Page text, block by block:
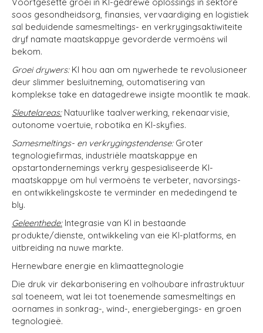
Voortgesette groei in KI-gedrewe oplossings in sektore
soos gesondheidsorg, finansies, vervaardiging en logistiek
sal beduidende samesmeltings- en verkrygingsaktiwiteite
dryf namate maatskappye gevorderde vermoëns wil
bekom.
Groei drywers: KI hou aan om nywerhede te revolusioneer
deur slimmer besluitneming, outomatisering van
komplekse take en datagedrewe insigte moontlik te maak.
Sleutelareas:Natuurlike taalverwerking, rekenaarvisie,
outonome voertuie, robotika en KI-skyfies.
Samesmeltings- en verkrygingstendense: Groter
tegnologiefirmas, industriële maatskappye en
opstartondernemings verkry gespesialiseerde KI-
maatskappye om hul vermoëns te verbeter, navorsings-
en ontwikkelingskoste te verminder en mededingend te
bly.
Geleenthede:Integrasie van KI in bestaande
produkte/dienste, ontwikkeling van eie KI-platforms, en
uitbreiding na nuwe markte.
Hernewbare energie en klimaattegnologie
Die druk vir dekarbonisering en volhoubare infrastruktuur
sal toeneem, wat lei tot toenemende samesmeltings en
oornames in sonkrag-, wind-, energiebergings- en groen
tegnologieë.